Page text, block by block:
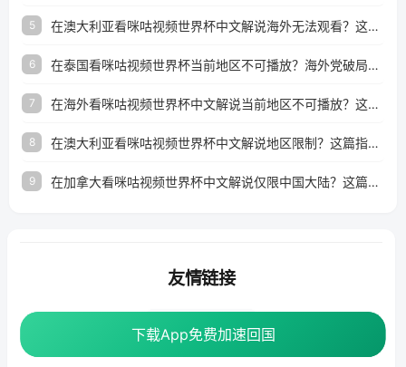
5 在澳大利亚看咪咕视频世界杯中文解说海外无法观看？这篇指南帮你搞定所有体育直播难题
6 在泰国看咪咕视频世界杯当前地区不可播放？海外党破局看中文解说赛事指南
7 在海外看咪咕视频世界杯中文解说当前地区不可播放？这篇指南帮你搞定所有体育赛事直播难题
8 在澳大利亚看咪咕视频世界杯中文解说地区限制？这篇指南帮你搞定海外观赛难题
9 在加拿大看咪咕视频世界杯中文解说仅限中国大陆？这篇指南帮你轻松解锁中文解说和赛事直播
下载App免费加速回国
下载App免费加速回国
友情链接